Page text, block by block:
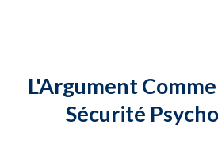
L'Argument
Sécurité